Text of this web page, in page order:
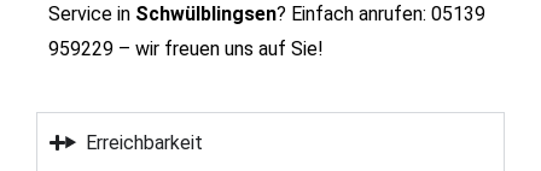
Service in Schwülblingsen? Einfach anrufen: 05139
959229 – wir freuen uns auf Sie!
Erreichbarkeit